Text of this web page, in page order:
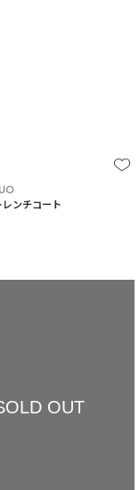
ンチコート
OUT